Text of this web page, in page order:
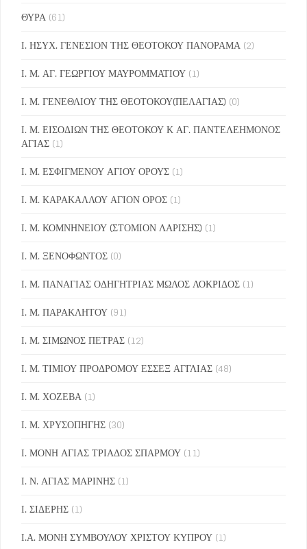
ΘΥΡΑ (61)
Ι. ΗΣΥΧ. ΓΕΝΕΣΙΟΝ ΤΗΣ ΘΕΟΤΟΚΟΥ ΠΑΝΟΡΑΜΑ (2)
Ι. Μ. ΑΓ. ΓΕΩΡΓΙΟΥ ΜΑΥΡΟΜΜΑΤΙΟΥ (1)
Ι. Μ. ΓΕΝΕΘΛΙΟΥ ΤΗΣ ΘΕΟΤΟΚΟΥ(ΠΕΛΑΓΙΑΣ) (0)
Ι. Μ. ΕΙΣΟΔΙΩΝ ΤΗΣ ΘΕΟΤΟΚΟΥ Κ ΑΓ. ΠΑΝΤΕΛΕΗΜΟΝΟΣ
ΑΓΙΑΣ (1)
Ι. Μ. ΕΣΦΙΓΜΕΝΟΥ ΑΓΙΟΥ ΟΡΟΥΣ (1)
Ι. Μ. ΚΑΡΑΚΑΛΛΟΥ ΑΓΙΟΝ ΟΡΟΣ (1)
Ι. Μ. ΚΟΜΝΗΝΕΙΟΥ (ΣΤΟΜΙΟΝ ΛΑΡΙΣΗΣ) (1)
Ι. Μ. ΞΕΝΟΦΩΝΤΟΣ (0)
Ι. Μ. ΠΑΝΑΓΙΑΣ ΟΔΗΓΗΤΡΙΑΣ ΜΩΛΟΣ ΛΟΚΡΙΔΟΣ (1)
Ι. Μ. ΠΑΡΑΚΛΗΤΟΥ (91)
Ι. Μ. ΣΙΜΩΝΟΣ ΠΕΤΡΑΣ (12)
Ι. Μ. ΤΙΜΙΟΥ ΠΡΟΔΡΟΜΟΥ ΕΣΣΕΞ ΑΓΓΛΙΑΣ (48)
Ι. Μ. ΧΟΖΕΒΑ (1)
Ι. Μ. ΧΡΥΣΟΠΗΓΗΣ (30)
Ι. ΜΟΝΗ ΑΓΙΑΣ ΤΡΙΑΔΟΣ ΣΠΑΡΜΟΥ (11)
Ι. Ν. ΑΓΙΑΣ ΜΑΡΙΝΗΣ (1)
Ι. ΣΙΔΕΡΗΣ (1)
Ι.Α. ΜΟΝΗ ΣΥΜΒΟΥΛΟΥ ΧΡΙΣΤΟΥ ΚΥΠΡΟΥ (1)